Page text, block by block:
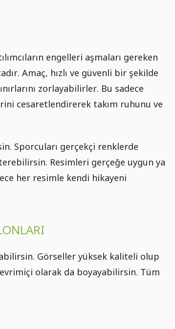
engelleri aşmaları gereken
Amaç, hızlı ve güvenli bir şekilde
zorlayabilirler. Bu sadece
cesaretlendirerek takım ruhunu ve
Sporcuları gerçekçi renklerde
Resimleri gerçeğe uygun ya
her resimle kendi hikayeni
Görseller yüksek kaliteli olup
olarak da boyayabilirsin. Tüm